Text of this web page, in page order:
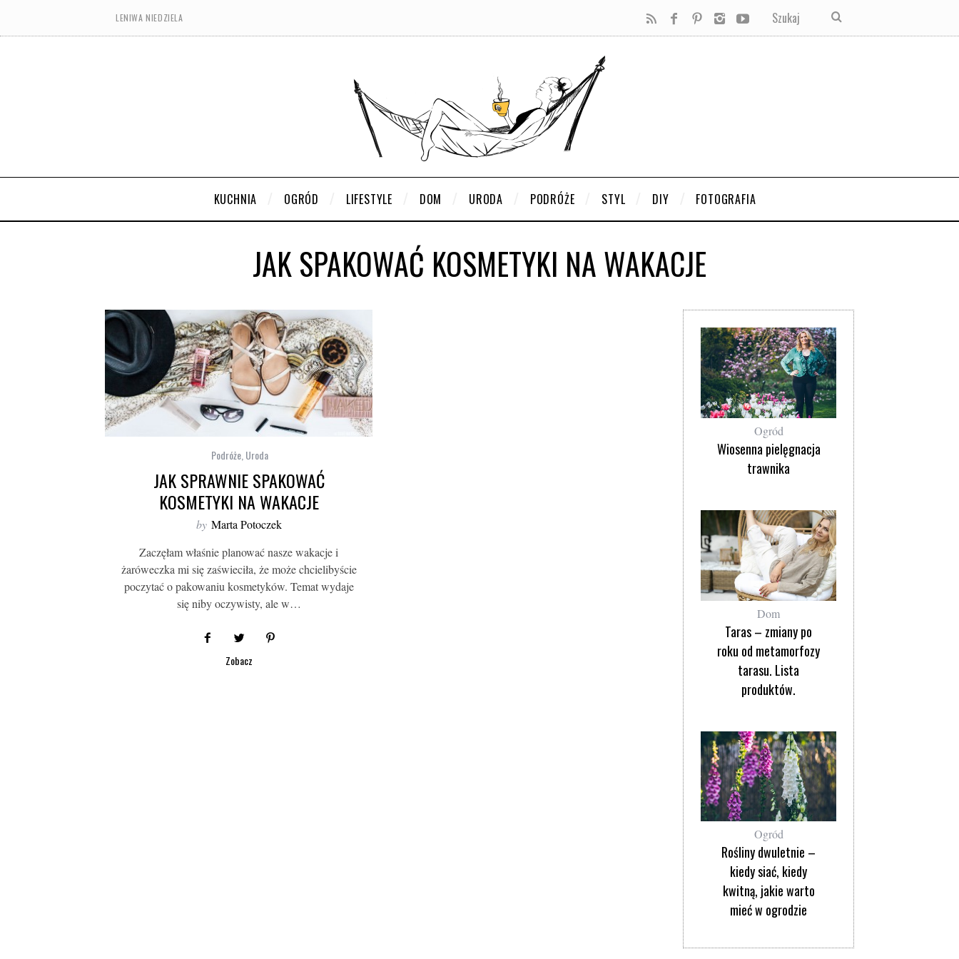
LENIWA NIEDZIELA
KUCHNIA OGRÓD LIFESTYLE DOM URODA PODRÓŻE STYL DIY FOTOGRAFIA
JAK SPAKOWAĆ KOSMETYKI NA WAKACJE
Podróże,Uroda
JAK SPRAWNIE SPAKOWAĆ
KOSMETYKI NA WAKACJE
by Marta Potoczek
Zaczęłam właśnie planować nasze wakacje i
żaróweczka mi się zaświeciła, że może chcielibyście
poczytać o pakowaniu kosmetyków. Temat wydaje
się niby oczywisty, ale w…
Zobacz
Ogród
Wiosenna pielęgnacja
trawnika
Dom
Taras – zmiany po
roku od metamorfozy
tarasu. Lista
produktów.
Ogród
Rośliny dwuletnie –
kiedy siać, kiedy
kwitną, jakie warto
mieć w ogrodzie